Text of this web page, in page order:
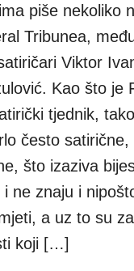
piše nekoliko
Tribunea,
Viktor
Kao što je
tjednik,
često satirične,
što izaziva
i ne znaju i
a uz to su
koji […]